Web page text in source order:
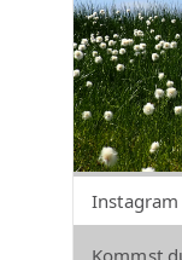
Instagram
Kommst